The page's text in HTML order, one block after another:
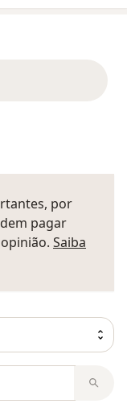
por
pagar
Saiba